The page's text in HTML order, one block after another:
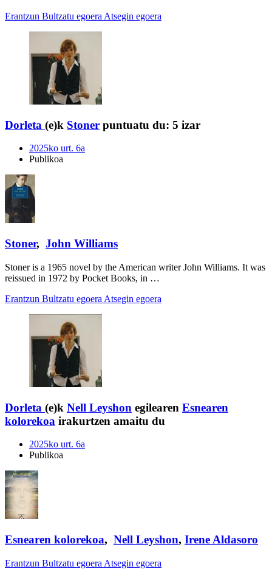
Erantzun Bultzatu egoera Atsegin egoera
Dorleta (e)k Stoner puntuatu du: 5 izar
2025ko urt. 6a
Publikoa
Stoner, John Williams
Stoner is a 1965 novel by the American writer John Williams. It was
reissued in 1972 by Pocket Books, in …
Erantzun Bultzatu egoera Atsegin egoera
Dorleta (e)k Nell Leyshon egilearen Esnearen
kolorekoa irakurtzen amaitu du
2025ko urt. 6a
Publikoa
Esnearen kolorekoa, Nell Leyshon, Irene Aldasoro
Erantzun Bultzatu egoera Atsegin egoera